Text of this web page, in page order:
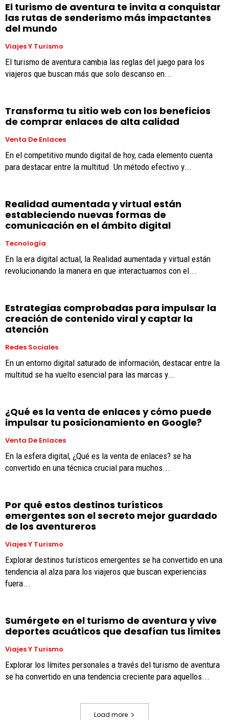
El turismo de aventura te invita a conquistar
las rutas de senderismo más impactantes
del mundo
Viajes Y Turismo
El turismo de aventura cambia las reglas del juego para los
viajeros que buscan más que solo descanso en...
Transforma tu sitio web con los beneficios
de comprar enlaces de alta calidad
Venta De Enlaces
En el competitivo mundo digital de hoy, cada elemento cuenta
para destacar entre la multitud. Un método efectivo y...
Realidad aumentada y virtual están
estableciendo nuevas formas de
comunicación en el ámbito digital
Tecnología
En la era digital actual, la Realidad aumentada y virtual están
revolucionando la manera en que interactuamos con el...
Estrategias comprobadas para impulsar la
creación de contenido viral y captar la
atención
Redes Sociales
En un entorno digital saturado de información, destacar entre la
multitud se ha vuelto esencial para las marcas y...
¿Qué es la venta de enlaces y cómo puede
impulsar tu posicionamiento en Google?
Venta De Enlaces
En la esfera digital, ¿Qué es la venta de enlaces? se ha
convertido en una técnica crucial para muchos...
Por qué estos destinos turísticos
emergentes son el secreto mejor guardado
de los aventureros
Viajes Y Turismo
Explorar destinos turísticos emergentes se ha convertido en una
tendencia al alza para los viajeros que buscan experiencias
fuera...
Sumérgete en el turismo de aventura y vive
deportes acuáticos que desafían tus límites
Viajes Y Turismo
Explorar los límites personales a través del turismo de aventura
se ha convertido en una tendencia creciente para aquellos...
Load more